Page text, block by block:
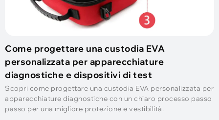
Come progettare una custodia EVA
personalizzata per apparecchiature
diagnostiche e dispositivi di test
Scopri come progettare una custodia EVA personalizzata per
apparecchiature diagnostiche con un chiaro processo passo
passo per una migliore protezione e vestibilità.